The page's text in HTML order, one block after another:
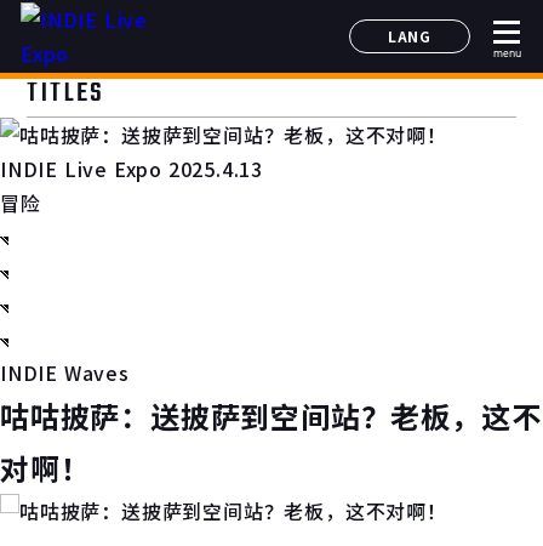
LANG
日本語
简体中文
menu
TITLES
INDIE Live Expo 2025.4.13
冒险
INDIE Waves
咕咕披萨：送披萨到空间站？老板，这不
对啊！